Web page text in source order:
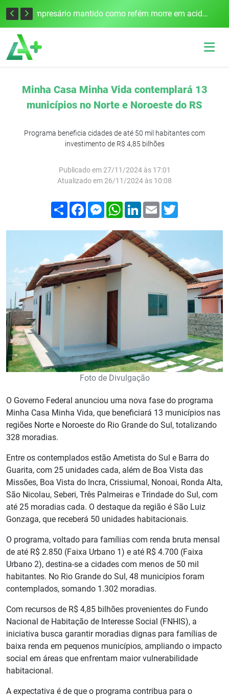
Edital para construção de ponte entre Itapiranga e Barra do Guarita deve ser lançado no segundo semestre Empresário mantido como refém morre em acidente após assalto em Cerro Largo
Minha Casa Minha Vida contemplará 13
municípios no Norte e Noroeste do RS
Programa beneficia cidades de até 50 mil habitantes com
investimento de R$ 4,85 bilhões
Publicado em 27/11/2024 às 17:01
Atualizado em 26/11/2024 às 10:08
Compartilhar
FacebookMessenger
WhatsApp
LinkedIn
Email
Foto de Divulgação
O Governo Federal anunciou uma nova fase do programa
Minha Casa Minha Vida, que beneficiará 13 municípios nas
regiões Norte e Noroeste do Rio Grande do Sul, totalizando
328 moradias.
Entre os contemplados estão Ametista do Sul e Barra do
Guarita, com 25 unidades cada, além de Boa Vista das
Missões, Boa Vista do Incra, Crissiumal, Nonoai, Ronda Alta,
São Nicolau, Seberi, Três Palmeiras e Trindade do Sul, com
até 25 moradias cada. O destaque da região é São Luiz
Gonzaga, que receberá 50 unidades habitacionais.
O programa, voltado para famílias com renda bruta mensal
de até R$ 2.850 (Faixa Urbano 1) e até R$ 4.700 (Faixa
Urbano 2), destina-se a cidades com menos de 50 mil
habitantes. No Rio Grande do Sul, 48 municípios foram
contemplados, somando 1.302 moradias.
Com recursos de R$ 4,85 bilhões provenientes do Fundo
Nacional de Habitação de Interesse Social (FNHIS), a
iniciativa busca garantir moradias dignas para famílias de
baixa renda em pequenos municípios, ampliando o impacto
social em áreas que enfrentam maior vulnerabilidade
habitacional.
A expectativa é de que o programa contribua para o